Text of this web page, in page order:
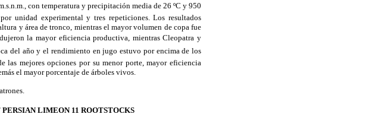
con temperatura y precipitación media de 26 ºC y 950
unidad experimental y tres repeticiones. Los resultados
y área de tronco, mientras el mayor volumen de copa fue
la mayor eficiencia productiva, mientras Cleopatra y
del año y el rendimiento en jugo estuvo por encima de los
las mejores opciones por su menor porte, mayor eficiencia
el mayor porcentaje de árboles vivos.
LIMEON 11 ROOTSTOCKS